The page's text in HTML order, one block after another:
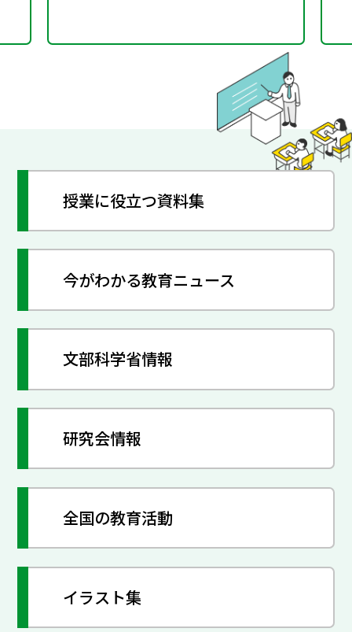
授業に役立つ資料集
今がわかる教育ニュース
文部科学省情報
研究会情報
全国の教育活動
イラスト集